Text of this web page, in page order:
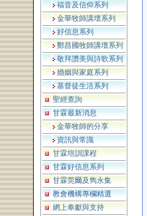
福音及信仰系列
金華牧師講壇系列
好信息系列
鄭昌國牧師講壇系列
敬拜讚美與詩歌系列
婚姻與家庭系列
基督徒生活系列
聖經查詢
甘霖最新消息
金華牧師的分享
資訊與常識
甘霖培訓課程
甘霖好信息系列
甘霖莞爾及雋永集
教會機構專欄精選
網上奉獻與支持